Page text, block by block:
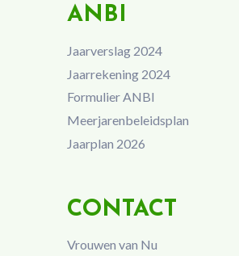
ANBI
Jaarverslag 2024
Jaarrekening 2024
Formulier ANBI
Meerjarenbeleidsplan
Jaarplan 2026
CONTACT
Vrouwen van Nu